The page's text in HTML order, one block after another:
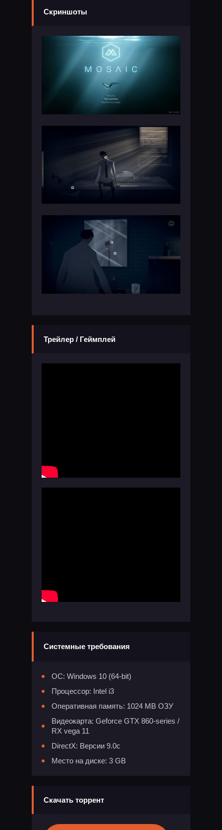
Скриншоты
Трейлер / Геймплей
Системные требования
ОС: Windows 10 (64-bit)
Процессор: Intel i3
Оперативная память: 1024 MB ОЗУ
Видеокарта: Geforce GTX 860-series /
RX vega 11
DirectX: Версии 9.0c
Место на диске: 3 GB
Скачать торрент